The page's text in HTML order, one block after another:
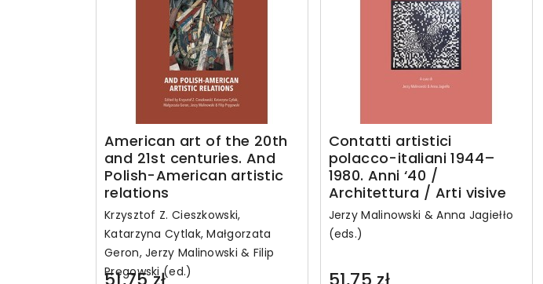
American art of the 20th
and 21st centuries. And
Polish-American artistic
relations
Krzysztof Z. Cieszkowski,
Katarzyna Cytlak, Małgorzata
Geron, Jerzy Malinowski & Filip
Pręgowski (ed.)
Contatti artistici
polacco-italiani 1944–
1980. Anni ‘40 /
Architettura / Arti visive
Jerzy Malinowski & Anna Jagiełło
(eds.)